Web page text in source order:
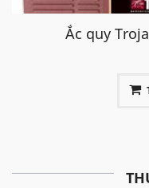
Ắc quy